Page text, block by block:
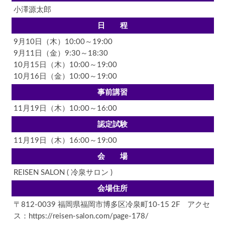
小澤源太郎
日 程
9月10日（木）10:00～19:00
9月11日（金）9:30～18:30
10月15日（木）10:00～19:00
10月16日（金）10:00～19:00
事前講習
11月19日（木）10:00～16:00
認定試験
11月19日（木）16:00～19:00
会 場
REISEN SALON ( 冷泉サロン )
会場住所
〒812-0039 福岡県福岡市博多区冷泉町10-15 2F アクセ
ス：https://reisen-salon.com/page-178/